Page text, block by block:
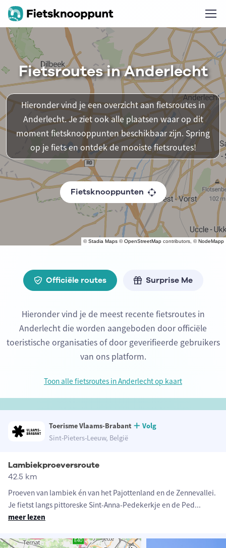
©Stadia Maps ©OpenStreetMap contributors, ©NodeMapp
Fietsroutes in Anderlecht
Hieronder vind je een overzicht aan fietsroutes in
Anderlecht. Je ziet ook alle plaatsen waar op dit
moment fietsknooppunten beschikbaar zijn. Spring
op je fiets en ontdek de mooiste fietsroutes!
Fietsknooppunten
Officiële routes Surprise Me
Hieronder vind je de meest recente fietsroutes in
Anderlecht die worden aangeboden door officiële
toeristische organisaties of door geverifieerde gebruikers
van ons platform.
Toon alle fietsroutes in Anderlecht op kaart
Toerisme Vlaams-Brabant
Volg
Sint-Pieters-Leeuw, België
Lambiekproeversroute
42.5 km
Proeven van lambiek én van het Pajottenland en de Zennevallei.
Je fietst langs pittoreske Sint-Anna-Pedekerkje en de Ped...
meer lezen